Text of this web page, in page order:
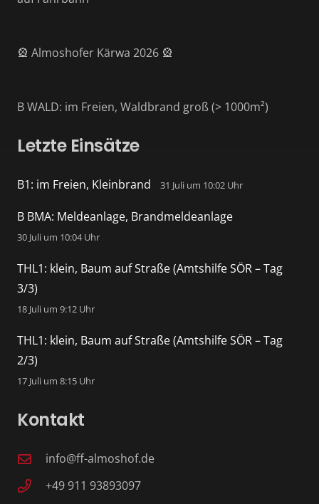
🎡 Almoshofer Kärwa 2026 🎡
B WALD: im Freien, Waldbrand groß (> 1000m²)
Letzte Einsätze
B1: im Freien, Kleinbrand 31 Juli um 10:02 Uhr
B BMA: Meldeanlage, Brandmeldeanlage
30 Juli um 10:04 Uhr
THL1: klein, Baum auf Straße (Amtshilfe SÖR – Tag
3/3)
18 Juli um 9:12 Uhr
THL1: klein, Baum auf Straße (Amtshilfe SÖR – Tag
2/3)
17 Juli um 8:15 Uhr
Kontakt
info@ff-almoshof.de
+49 911 93893097